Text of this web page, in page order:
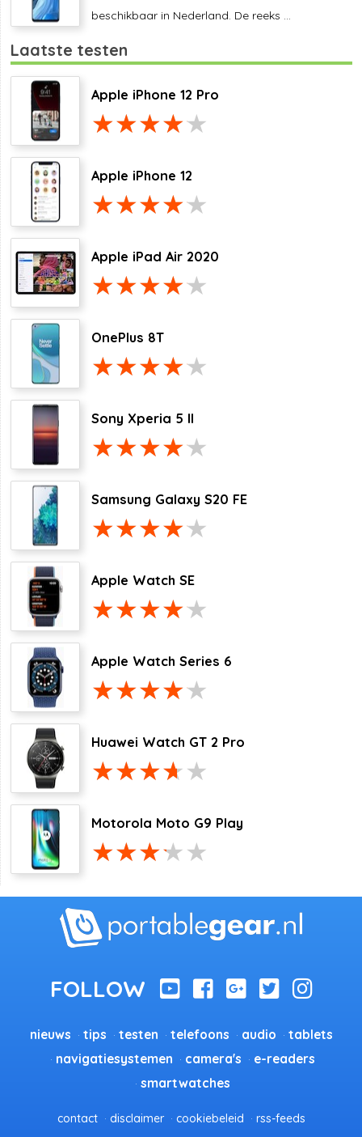
beschikbaar in Nederland. De reeks ...
Laatste testen
Apple iPhone 12 Pro
Apple iPhone 12
Apple iPad Air 2020
OnePlus 8T
Sony Xperia 5 II
Samsung Galaxy S20 FE
Apple Watch SE
Apple Watch Series 6
Huawei Watch GT 2 Pro
Motorola Moto G9 Play
nieuws tips testen telefoons audio
tablets
navigatiesystemen
camera's
e-readers
smartwatches
contact disclaimer cookiebeleid rss-feeds